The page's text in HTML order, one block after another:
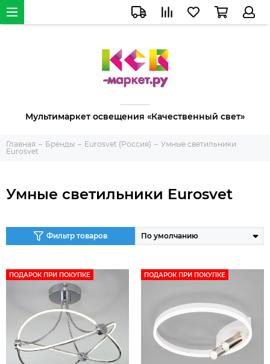
Мультимаркет освещения «Качественный свет»
Главная Бренды Eurosvet (Россия)
Умные светильники
Eurosvet
Умные светильники Eurosvet
Фильтр товаров
ПОДАРОК ПРИ ПОКУПКЕ ПОДАРОК ПРИ ПОКУПКЕ